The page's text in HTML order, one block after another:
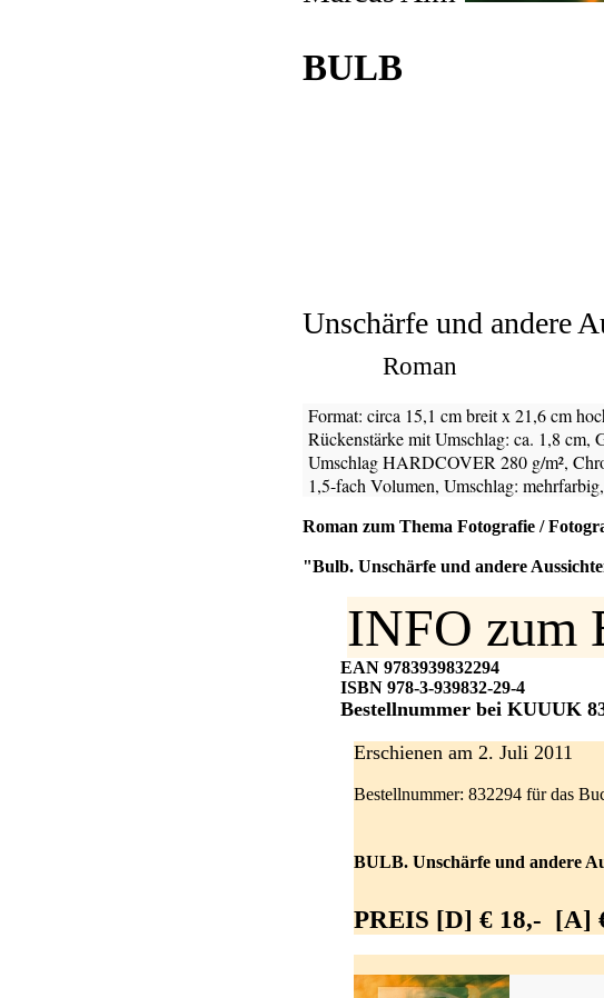
BULB
Unschärfe und andere
Roman
Format: circa 15,1 cm breit x 21,6 cm
Rückenstärke mit Umschlag: ca. 1,8 cm,
Umschlag HARDCOVER 280 g/m²,
1,5-fach Volumen, Umschlag:
Roman zum Thema Fotografie /
"Bulb. Unschärfe und andere
INFO zum
EAN 9783939832294
ISBN 978-3-939832-29-4
Bestellnummer bei KUUUK
Erschienen am 2. Juli 2011
Bestellnummer: 832294 für das
BULB. Unschärfe und andere
PREIS [D] € 18,- [A]